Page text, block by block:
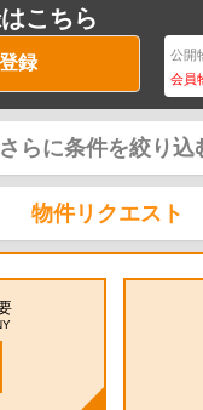
こちら
録 公開
会員
さらに条件を絞り込
物件リクエスト